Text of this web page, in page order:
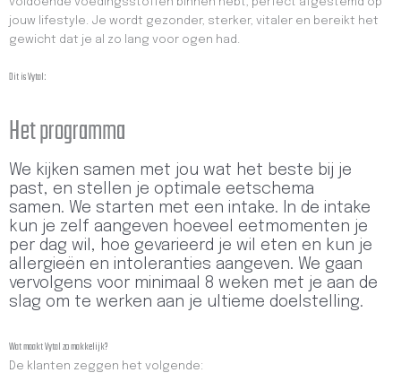
jouw lifestyle. Je wordt gezonder, sterker, vitaler en bereikt het
gewicht dat je al zo lang voor ogen had.
Dit is Vytal:
Het programma
We kijken samen met jou wat het beste bij je
past, en stellen je optimale eetschema
samen. We starten met een intake. In de intake
kun je zelf aangeven hoeveel eetmomenten je
per dag wil, hoe gevarieerd je wil eten en kun je
allergieën en intoleranties aangeven. We gaan
vervolgens voor minimaal 8 weken met je aan de
slag om te werken aan je ultieme doelstelling.
Wat maakt Vytal zo makkelijk?
De klanten zeggen het volgende: